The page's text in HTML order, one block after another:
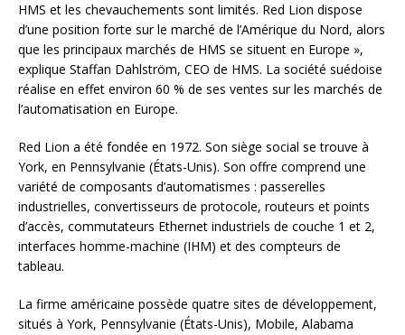
HMS et les chevauchements sont limités. Red Lion dispose
d’une position forte sur le marché de l’Amérique du Nord, alors
que les principaux marchés de HMS se situent en Europe »,
explique Staffan Dahlström, CEO de HMS. La société suédoise
réalise en effet environ 60 % de ses ventes sur les marchés de
l’automatisation en Europe.
Red Lion a été fondée en 1972. Son siège social se trouve à
York, en Pennsylvanie (États-Unis). Son offre comprend une
variété de composants d’automatismes : passerelles
industrielles, convertisseurs de protocole, routeurs et points
d’accès, commutateurs Ethernet industriels de couche 1 et 2,
interfaces homme-machine (IHM) et des compteurs de
tableau.
La firme américaine possède quatre sites de développement,
situés à York, Pennsylvanie (États-Unis), Mobile, Alabama